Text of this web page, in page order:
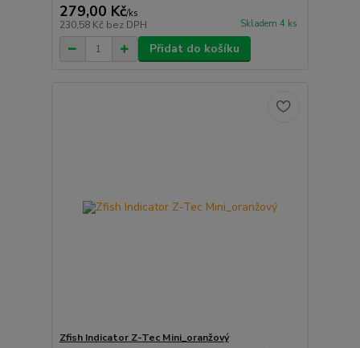
279,00 Kč/ks
230,58 Kč bez DPH Skladem 4 ks
Přidat do košíku
Zfish Indicator Z-Tec Mini_oranžový